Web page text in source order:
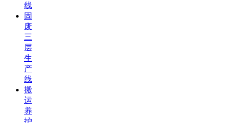
线
固
废
三
层
生
产
线
搬
运
养